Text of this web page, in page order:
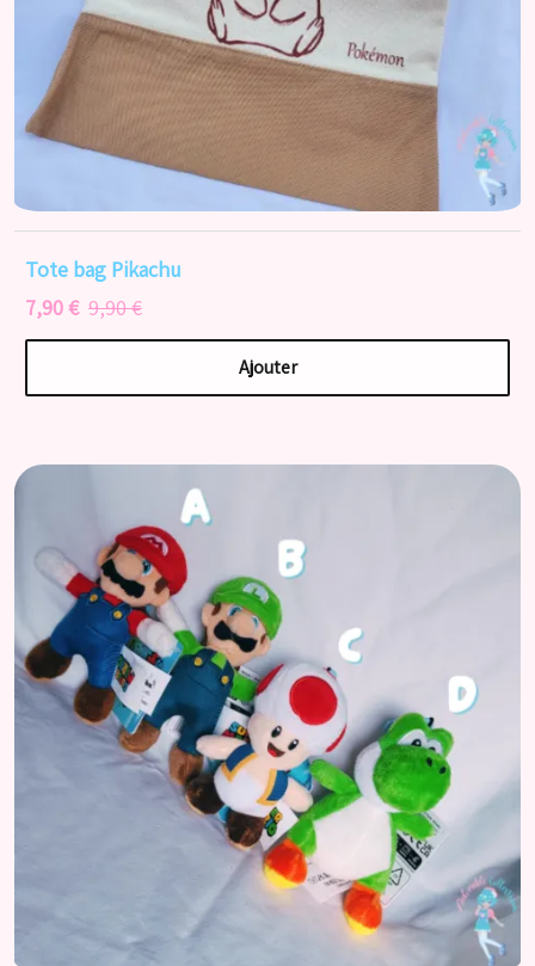
Tote bag Pikachu
7,90 € 9,90 €
Ajouter